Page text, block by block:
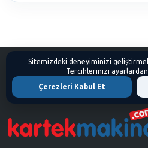
Sitemizdeki deneyiminizi
Tercihlerinizi
Çerezleri Kabul Et